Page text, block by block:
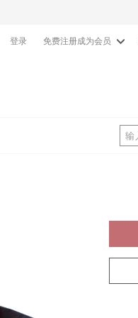
登录 免费注册成为会员